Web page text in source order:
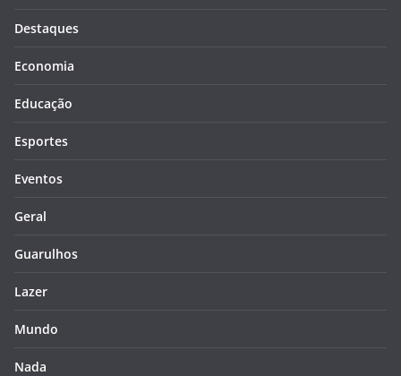
Destaques
Economia
Educação
Esportes
Eventos
Geral
Guarulhos
Lazer
Mundo
Nada